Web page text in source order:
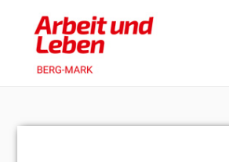
content